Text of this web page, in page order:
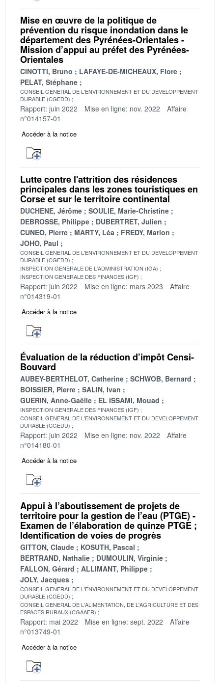
Mise en œuvre de la politique de
prévention du risque inondation dans le
département des Pyrénées-Orientales -
Mission d’appui au préfet des Pyrénées-
Orientales
CINOTTI, Bruno
LAFAYE-DE-MICHEAUX, Flore
PELAT, Stéphane
CONSEIL GENERAL DE L'ENVIRONNEMENT ET DU DEVELOPPEMENT
DURABLE (CGEDD)
Rapport: juin 2022 Mise en ligne: nov. 2022
Affaire
n°014157-01
Accéder à la notice
Lutte contre l'attrition des résidences
principales dans les zones touristiques en
Corse et sur le territoire continental
DUCHENE, Jérôme
SOULIE, Marie-Christine
DEBROSSE, Philippe
DUBERTRET, Julien
CUNEO, Pierre
MARTY, Léa
FREDY, Marion
JOHO, Paul
CONSEIL GENERAL DE L'ENVIRONNEMENT ET DU DEVELOPPEMENT
DURABLE (CGEDD)
INSPECTION GENERALE DE L'ADMINISTRATION (IGA)
INSPECTION GENERALE DES FINANCES (IGF)
Rapport: juin 2022 Mise en ligne: mars 2023
Affaire
n°014319-01
Accéder à la notice
Évaluation de la réduction d’impôt Censi-
Bouvard
AUBEY-BERTHELOT, Catherine
SCHWOB, Bernard
BOISSIER, Pierre
SALIN, Ivan
GUERIN, Anne-Gaëlle
EL ISSAMI, Mouad
INSPECTION GENERALE DES FINANCES (IGF)
CONSEIL GENERAL DE L'ENVIRONNEMENT ET DU DEVELOPPEMENT
DURABLE (CGEDD)
Rapport: juin 2022 Mise en ligne: nov. 2022
Affaire
n°014180-01
Accéder à la notice
Appui à l’aboutissement de projets de
territoire pour la gestion de l’eau (PTGE) -
Examen de l’élaboration de quinze PTGE ;
Identification de voies de progrès
GITTON, Claude
KOSUTH, Pascal
BERTRAND, Nathalie
DUMOULIN, Virginie
FALLON, Gérard
ALLIMANT, Philippe
JOLY, Jacques
CONSEIL GENERAL DE L'ENVIRONNEMENT ET DU DEVELOPPEMENT
DURABLE (CGEDD)
CONSEIL GENERAL DE L'ALIMENTATION, DE L'AGRICULTURE ET DES
ESPACES RURAUX (CGAAER)
Rapport: mai 2022 Mise en ligne: sept. 2022
Affaire
n°013749-01
Accéder à la notice